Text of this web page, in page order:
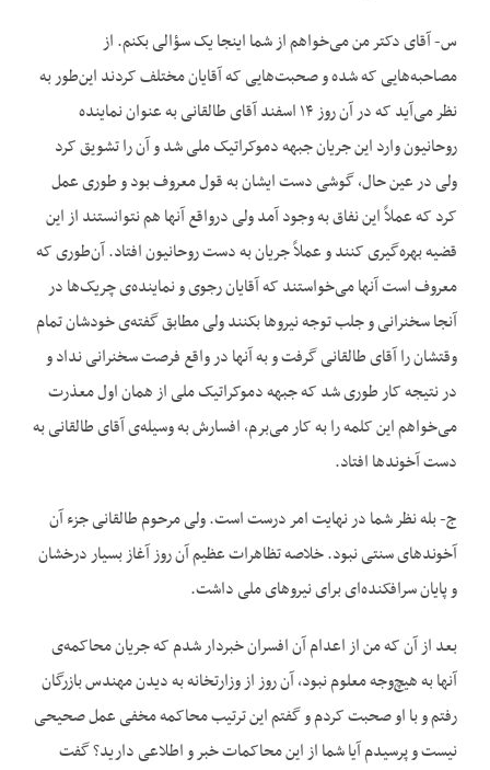
س- آقای دکتر من می‌‌خواهم از شما اینجا یک سؤالی بکنم. از
مصاحبه‌‌هایی که شده و صحبت‌هایی که آقایان مختلف کردند این‌‌طور به
نظر می‌‌آید که در آن روز ۱۴ اسفند آقای طالقانی به عنوان نماینده
روحانیون وارد این جریان جبهه دموکراتیک ملی شد و آن را تشویق کرد
ولی در عین حال، گوشی دست ایشان به قول معروف بود و طوری عمل
کرد که عملاً این نفاق به وجود آمد ولی درواقع آنها هم نتوانستند از این
قضیه بهره‌‌گیری کنند و عملاً جریان به دست روحانیون افتاد. آ‌‌ن‌‌طوری که
معروف است آنها می‌‌خواستند که آقایان رجوی و نماینده‌‌ی چریک‌‌ها در
آنجا سخنرانی و جلب توجه نیروها بکنند ولی مطابق گفته‌‌ی خودشان تمام
وقتشان را آقای طالقانی گرفت و به آنها در واقع فرصت سخنرانی نداد و
در نتیجه کار طوری شد که جبهه دموکراتیک ملی از همان اول معذرت
می‌‌خواهم این کلمه را به کار می‌‌برم، افسارش به وسیله‌‌ی آقای طالقانی به
دست آخوندها افتاد.
ج- بله نظر شما در نهایت امر درست است. ولی مرحوم طالقانی جزء آن
آخوندهای سنتی نبود. خلاصه تظاهرات عظیم آن روز آغاز بسیار درخشان
و پایان سرافکنده‌‌ای برای نیروهای ملی داشت.
بعد از آن که من از اعدام آن افسران خبردار شدم که جریان محاکمه‌‌ی
آنها به هیچ‌‌وجه معلوم نبود، آن روز از وزارتخانه به دیدن مهندس بازرگان
رفتم و با او صحبت کردم و گفتم این ترتیب محاکمه مخفی عمل صحیحی
نیست و پرسیدم آیا شما از این محاکمات خبر و اطلاعی دارید؟ گفت